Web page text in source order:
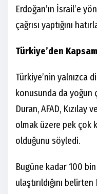
Erdoğan’ın İsrail’e
çağrısı yaptığını
Türkiye’den
Türkiye’nin yalnızca
konusunda da yoğun
Duran, AFAD, Kızılay
olmak üzere pek çok
olduğunu söyledi.
Bugüne kadar 100
ulaştırıldığını